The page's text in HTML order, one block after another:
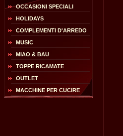
OCCASIONI SPECIALI
HOLIDAYS
COMPLEMENTI D'ARREDO
MUSIC
MIAO & BAU
TOPPE RICAMATE
OUTLET
MACCHINE PER CUCIRE